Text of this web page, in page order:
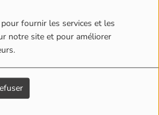
fournir les services et les
notre site et pour améliorer